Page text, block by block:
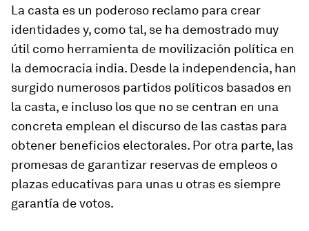
La casta es un poderoso reclamo para crear
identidades y, como tal, se ha demostrado muy
útil como herramienta de movilización política en
la democracia india. Desde la independencia, han
surgido numerosos partidos políticos basados en
la casta, e incluso los que no se centran en una
concreta emplean el discurso de las castas para
obtener beneficios electorales. Por otra parte, las
promesas de garantizar reservas de empleos o
plazas educativas para unas u otras es siempre
garantía de votos.